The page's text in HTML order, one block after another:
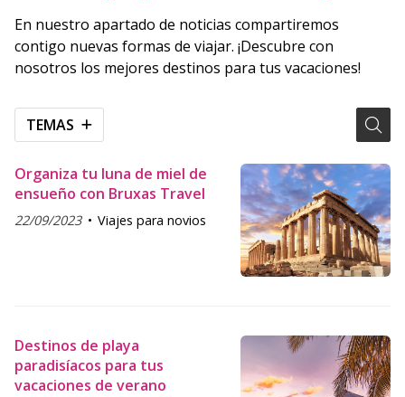
En nuestro apartado de noticias compartiremos
contigo nuevas formas de viajar. ¡Descubre con
nosotros los mejores destinos para tus vacaciones!
TEMAS
Organiza tu luna de miel de
ensueño con Bruxas Travel
22/09/2023 Viajes para novios
Destinos de playa
paradisíacos para tus
vacaciones de verano